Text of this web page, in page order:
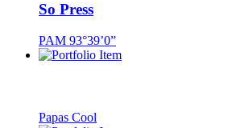
So Press
PAM 93°39’0”
Papas Cool